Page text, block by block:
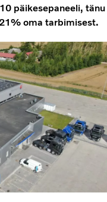
päikesepaneeli, tänu
oma tarbimisest.